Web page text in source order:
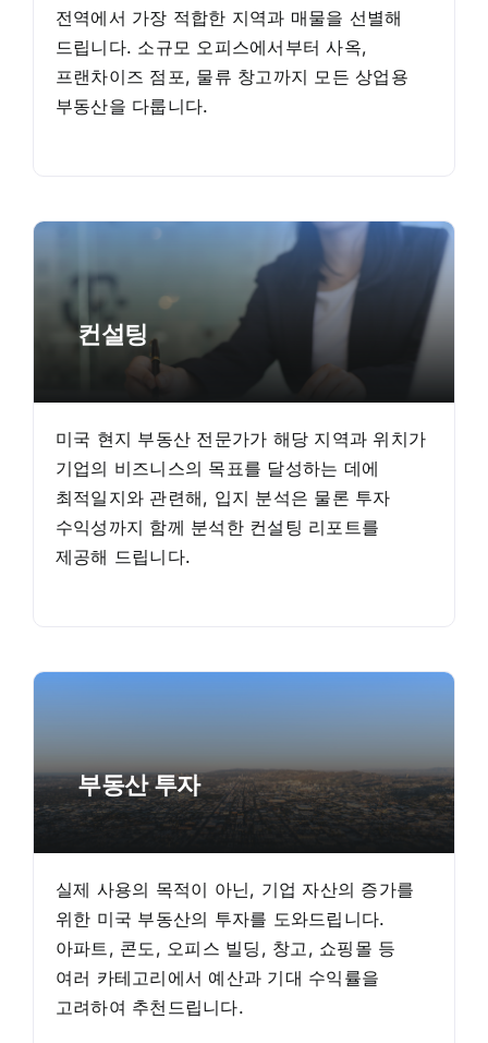
전역에서 가장 적합한 지역과 매물을 선별해
드립니다. 소규모 오피스에서부터 사옥,
프랜차이즈 점포, 물류 창고까지 모든 상업용
부동산을 다룹니다.
컨설팅
미국 현지 부동산 전문가가 해당 지역과 위치가
기업의 비즈니스의 목표를 달성하는 데에
최적일지와 관련해, 입지 분석은 물론 투자
수익성까지 함께 분석한 컨설팅 리포트를
제공해 드립니다.
부동산 투자
실제 사용의 목적이 아닌, 기업 자산의 증가를
위한 미국 부동산의 투자를 도와드립니다.
아파트, 콘도, 오피스 빌딩, 창고, 쇼핑몰 등
여러 카테고리에서 예산과 기대 수익률을
고려하여 추천드립니다.